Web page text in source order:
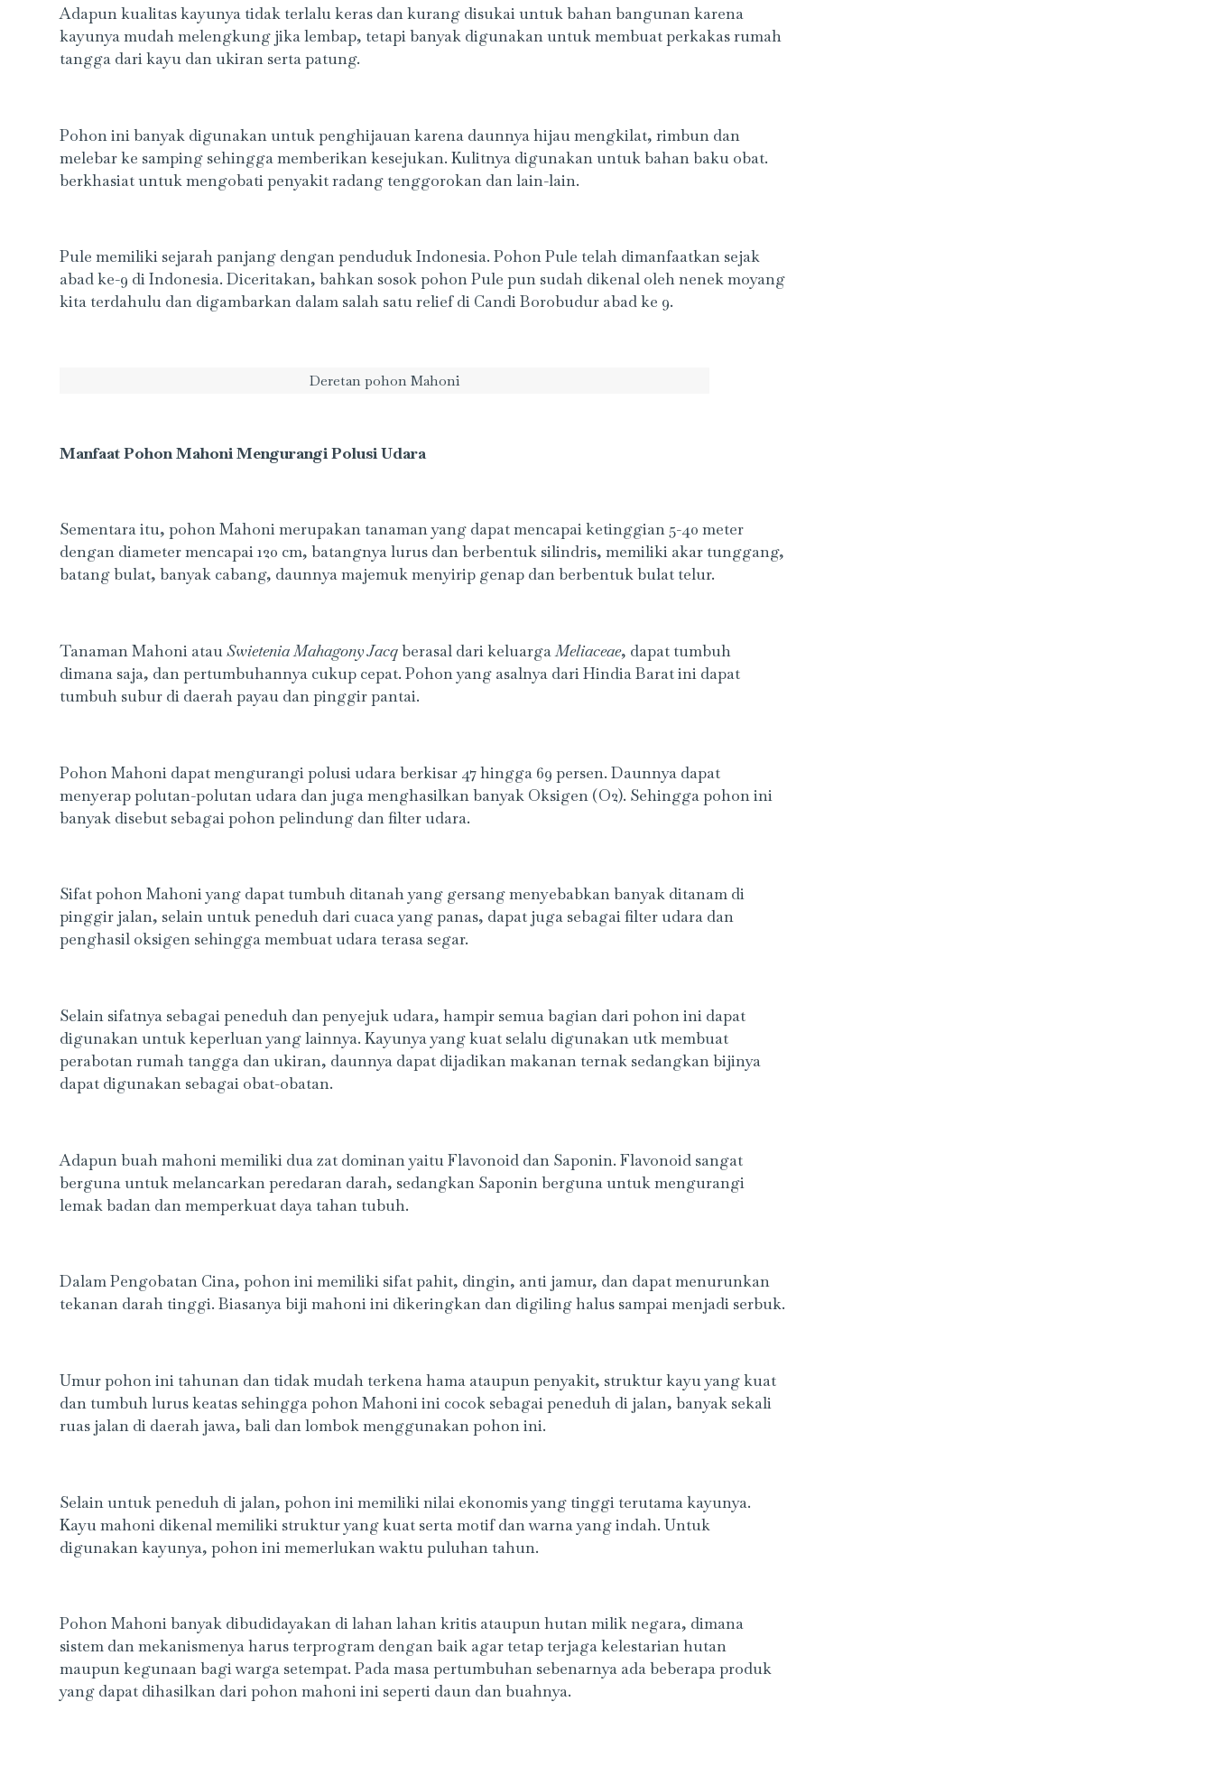
Adapun kualitas kayunya tidak terlalu keras dan kurang disukai untuk bahan bangunan karena
kayunya mudah melengkung jika lembap, tetapi banyak digunakan untuk membuat perkakas rumah
tangga dari kayu dan ukiran serta patung.
Pohon ini banyak digunakan untuk penghijauan karena daunnya hijau mengkilat, rimbun dan
melebar ke samping sehingga memberikan kesejukan. Kulitnya digunakan untuk bahan baku obat.
berkhasiat untuk mengobati penyakit radang tenggorokan dan lain-lain.
Pule memiliki sejarah panjang dengan penduduk Indonesia. Pohon Pule telah dimanfaatkan sejak
abad ke-9 di Indonesia. Diceritakan, bahkan sosok pohon Pule pun sudah dikenal oleh nenek moyang
kita terdahulu dan digambarkan dalam salah satu relief di Candi Borobudur abad ke 9.
Deretan pohon Mahoni
Manfaat Pohon Mahoni Mengurangi Polusi Udara
Sementara itu, pohon Mahoni merupakan tanaman yang dapat mencapai ketinggian 5-40 meter
dengan diameter mencapai 120 cm, batangnya lurus dan berbentuk silindris, memiliki akar tunggang,
batang bulat, banyak cabang, daunnya majemuk menyirip genap dan berbentuk bulat telur.
Tanaman Mahoni atauSwietenia Mahagony Jacqberasal dari keluargaMeliaceae, dapat tumbuh
dimana saja, dan pertumbuhannya cukup cepat. Pohon yang asalnya dari Hindia Barat ini dapat
tumbuh subur di daerah payau dan pinggir pantai.
Pohon Mahoni dapat mengurangi polusi udara berkisar 47 hingga 69 persen. Daunnya dapat
menyerap polutan-polutan udara dan juga menghasilkan banyak Oksigen (O2). Sehingga pohon ini
banyak disebut sebagai pohon pelindung dan filter udara.
Sifat pohon Mahoni yang dapat tumbuh ditanah yang gersang menyebabkan banyak ditanam di
pinggir jalan, selain untuk peneduh dari cuaca yang panas, dapat juga sebagai filter udara dan
penghasil oksigen sehingga membuat udara terasa segar.
Selain sifatnya sebagai peneduh dan penyejuk udara, hampir semua bagian dari pohon ini dapat
digunakan untuk keperluan yang lainnya. Kayunya yang kuat selalu digunakan utk membuat
perabotan rumah tangga dan ukiran, daunnya dapat dijadikan makanan ternak sedangkan bijinya
dapat digunakan sebagai obat-obatan.
Adapun buah mahoni memiliki dua zat dominan yaitu Flavonoid dan Saponin. Flavonoid sangat
berguna untuk melancarkan peredaran darah, sedangkan Saponin berguna untuk mengurangi
lemak badan dan memperkuat daya tahan tubuh.
Dalam Pengobatan Cina, pohon ini memiliki sifat pahit, dingin, anti jamur, dan dapat menurunkan
tekanan darah tinggi. Biasanya biji mahoni ini dikeringkan dan digiling halus sampai menjadi serbuk.
Umur pohon ini tahunan dan tidak mudah terkena hama ataupun penyakit, struktur kayu yang kuat
dan tumbuh lurus keatas sehingga pohon Mahoni ini cocok sebagai peneduh di jalan, banyak sekali
ruas jalan di daerah jawa, bali dan lombok menggunakan pohon ini.
Selain untuk peneduh di jalan, pohon ini memiliki nilai ekonomis yang tinggi terutama kayunya.
Kayu mahoni dikenal memiliki struktur yang kuat serta motif dan warna yang indah. Untuk
digunakan kayunya, pohon ini memerlukan waktu puluhan tahun.
Pohon Mahoni banyak dibudidayakan di lahan lahan kritis ataupun hutan milik negara, dimana
sistem dan mekanismenya harus terprogram dengan baik agar tetap terjaga kelestarian hutan
maupun kegunaan bagi warga setempat. Pada masa pertumbuhan sebenarnya ada beberapa produk
yang dapat dihasilkan dari pohon mahoni ini seperti daun dan buahnya.